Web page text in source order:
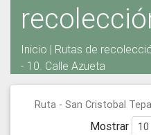
Inicio | Rutas de
- 10. Calle Azueta
Ruta - San Cristobal
Mostrar